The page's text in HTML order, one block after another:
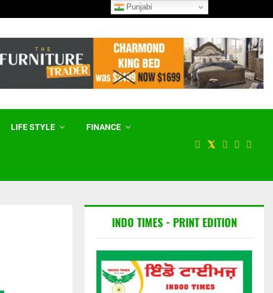
ਮੇਟਾ ਨੂੰ ਅਮਰੀਕੀ ਅਦਾਲਤ ਨੇ
LIFE STYLE FINANCE
INDO TIMES - PRINT EDITION
Punjabi